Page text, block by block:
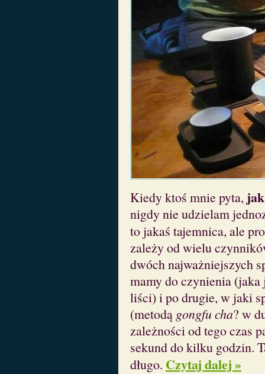
Kiedy ktoś mnie pyta,
nigdy nie udzielam
to jakaś tajemnica, ale
zależy od wielu
dwóch najważniejszych
mamy do czynienia
liści) i po drugie, w jaki
(metodą gongfu cha? w
zależności od tego czas
sekund do kilku godzin.
długo. Czytaj dalej »